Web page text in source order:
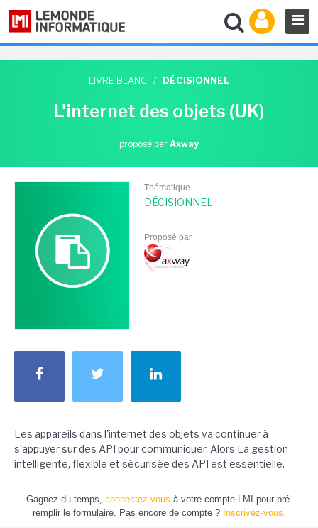
LIVRE BLANC / DÉCISIONNEL
L'internet des objets (UK)
proposé par Axway
Thématique
DÉCISIONNEL
Proposé par
Les appareils dans l'internet des objets va continuer à
s'appuyer sur des API pour communiquer. Alors La gestion
intelligente, flexible et sécurisée des API est essentielle.
Gagnez du temps, connectez-vous à votre compte LMI pour pré-
remplir le formulaire. Pas encore de compte ? Inscrivez-vous.